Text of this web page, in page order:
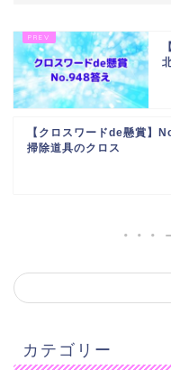
【クロスワードde懸賞】
掃除道具のクロス
カテゴリー